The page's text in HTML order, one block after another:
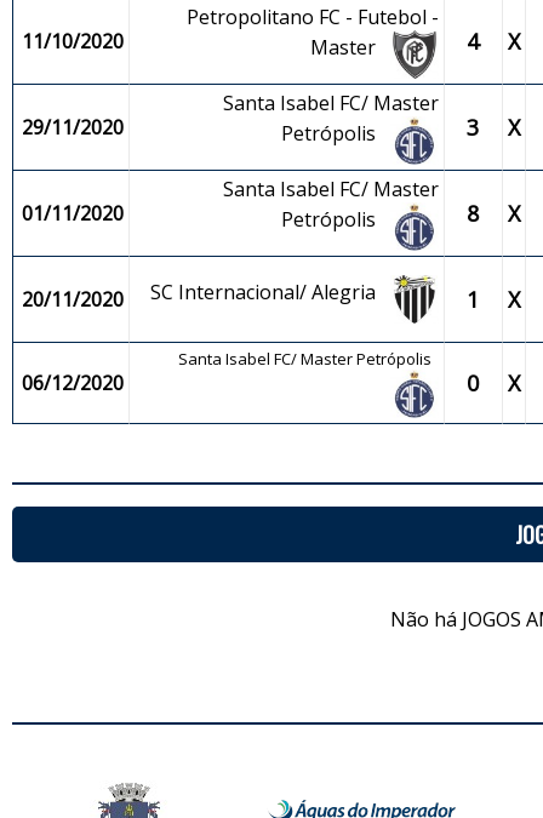
11/10/2020
Petropolitano FC - Futebol -
Master
4 X
29/11/2020
Santa Isabel FC/ Master
Petrópolis
3 X
01/11/2020
Santa Isabel FC/ Master
Petrópolis
8 X
20/11/2020 SC Internacional/ Alegria 1 X
06/12/2020
Santa Isabel FC/ Master Petrópolis
0 X
Não há JOGOS